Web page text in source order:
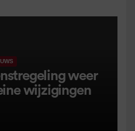
weer
wijzigingen